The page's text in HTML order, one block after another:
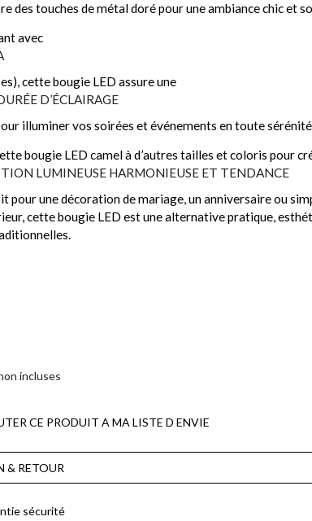
des touches de métal doré pour une ambiance chic et
avec
cette bougie LED assure une
D’ÉCLAIRAGE
illuminer vos soirées et événements en toute
bougie LED camel à d’autres tailles et coloris pour
LUMINEUSE HARMONIEUSE ET TENDANCE
pour une décoration de mariage, un anniversaire ou
cette bougie LED est une alternative pratique,
incluses
CE PRODUIT A MA LISTE D ENVIE
& RETOUR
sécurité